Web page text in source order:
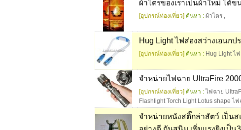
ผ้าไตรของเราเป็นผ้าใหม่ ได้
[อุปกรณ์ท่องเที่ยว] ค้นหา : ผ้าไตร ,
Hug Light ไฟส่องสว่างเอนกป
[อุปกรณ์ท่องเที่ยว] ค้นหา : Hug Light ไ
จำหน่ายไฟฉาย UltraFire
[อุปกรณ์ท่องเที่ยว] ค้นหา : ไฟฉาย
Flashlight Torch Light Lotus shape ไ
จำหน่ายหนังสติ๊กล่าสัตว์ เป็น